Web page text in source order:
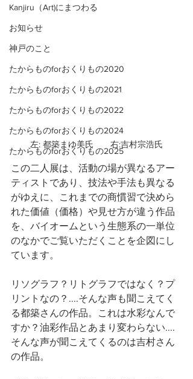
Kanjiru（Art)にまつわる
お知らせ
神戸のこと
たからものforおくりもの2020
たからものforおくりもの2021
たからものforおくりもの2022
たからものforおくりもの2024
たからものforおくりもの2025
左: 都築まゆ美氏　　右:吉村宗浩氏
この二人展は、活動の場が異なるアー
ティストであり、技法や手法も異なる
がゆえに、これまでの商慣習で決めら
れた価値（価格）や見せ方が違う作品
を、バイオームという生態系の一単位
のなかでご覧いただくことを企図にし
ています。
リソグラフ？リトグラフではなく？プ
リントなの？....そんな声も聞こえてく
る都築さんの作品。これは水彩なんで
すか？油彩作品とあまり変わらない....
そんな声が聞こえてくるのは吉村さん
の作品。